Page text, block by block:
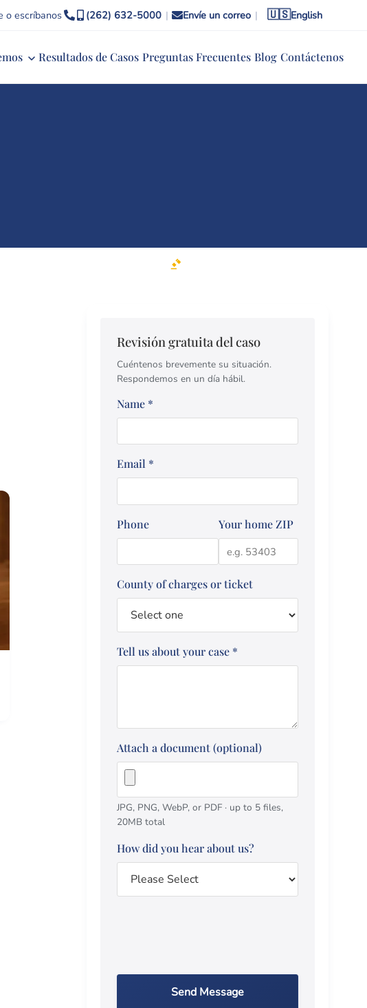
o escríbanos (262) 632-5000 | Envíe un correo | 🇺🇸English
Resultados de Casos Preguntas Frecuentes Blog Contáctenos
Revisión gratuita del caso
Cuéntenos brevemente su situación.
Respondemos en un día hábil.
Name *
Email *
Phone Your home ZIP
County of charges or ticket
Tell us about your case *
Attach a document (optional)
JPG, PNG, WebP, or PDF · up to 5 files,
20MB total
How did you hear about us?
Send Message